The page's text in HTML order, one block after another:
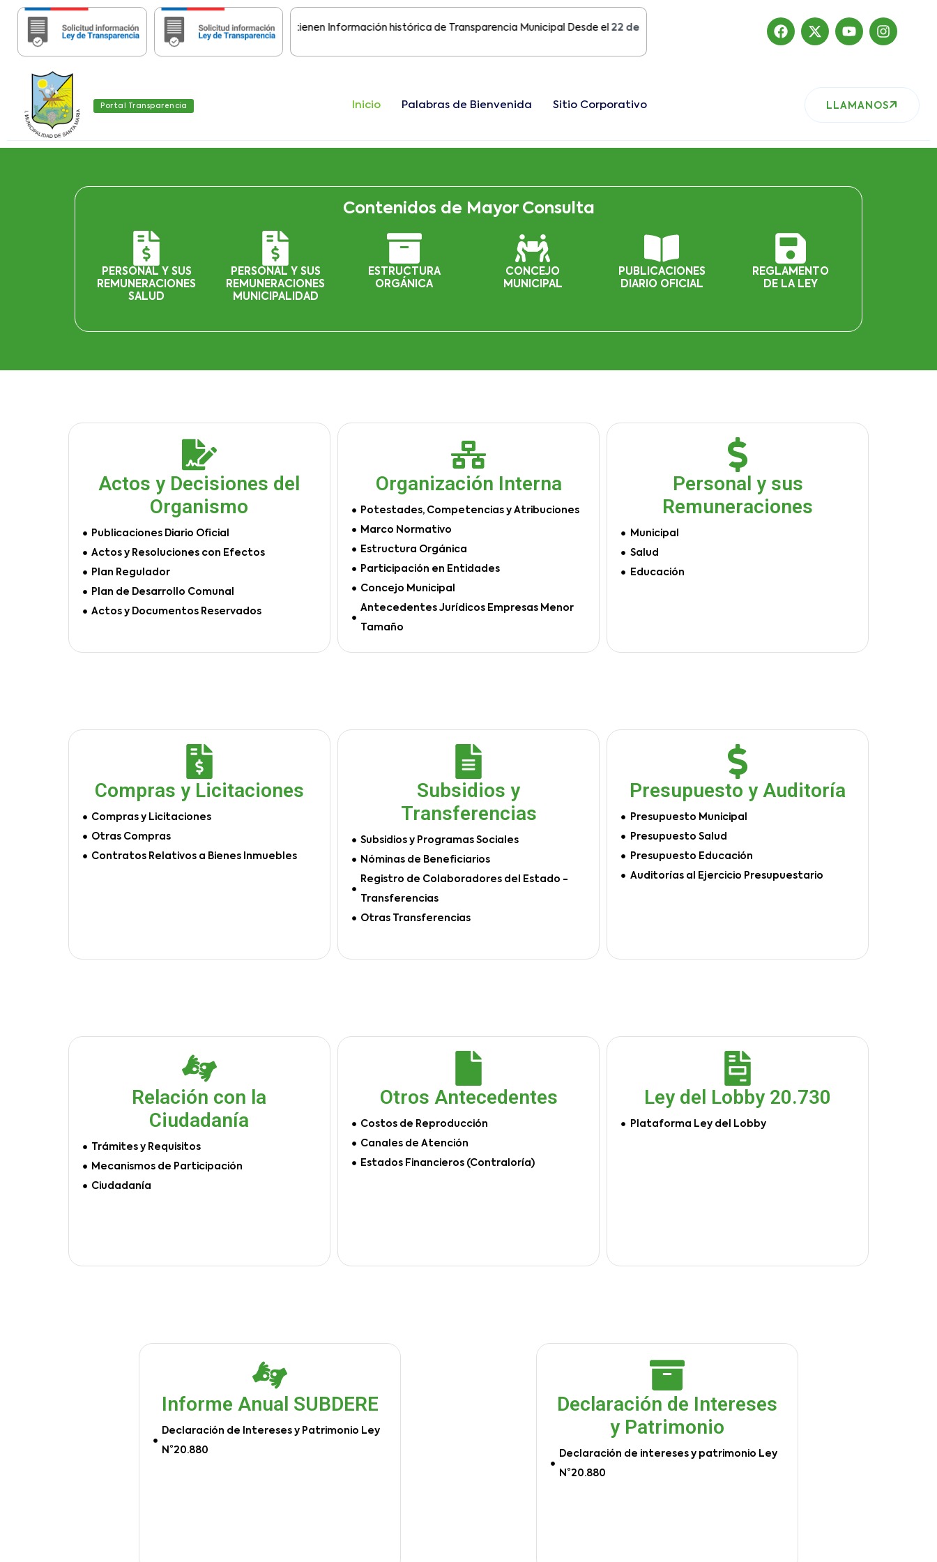
Importante:Estas páginas contienen Información histórica de Transparencia Municipal Desde el22 de Agosto del 2019 , nuestro sitio ha migrado
Portal Transparencia Inicio Palabras de Bienvenida Sitio Corporativo LLAMANOS
Contenidos de Mayor Consulta
PERSONAL Y SUS
REMUNERACIONES
SALUD
PERSONAL Y SUS
REMUNERACIONES
MUNICIPALIDAD
ESTRUCTURA
ORGÁNICA
CONCEJO
MUNICIPAL
PUBLICACIONES
DIARIO OFICIAL
REGLAMENTO
DE LA LEY
Actos y Decisiones del
Organismo
Publicaciones Diario Oficial
Actos y Resoluciones con Efectos
Plan Regulador
Plan de Desarrollo Comunal
Actos y Documentos Reservados
Organización Interna
Potestades, Competencias y Atribuciones
Marco Normativo
Estructura Orgánica
Participación en Entidades
Concejo Municipal
Antecedentes Jurídicos Empresas Menor
Tamaño
Personal y sus
Remuneraciones
Municipal
Salud
Educación
Compras y Licitaciones
Compras y Licitaciones
Otras Compras
Contratos Relativos a Bienes Inmuebles
Subsidios y
Transferencias
Subsidios y Programas Sociales
Nóminas de Beneficiarios
Registro de Colaboradores del Estado -
Transferencias
Otras Transferencias
Presupuesto y Auditoría
Presupuesto Municipal
Presupuesto Salud
Presupuesto Educación
Auditorías al Ejercicio Presupuestario
Relación con la
Ciudadanía
Trámites y Requisitos
Mecanismos de Participación
Ciudadanía
Otros Antecedentes
Costos de Reproducción
Canales de Atención
Estados Financieros (Contraloría)
Ley del Lobby 20.730
Plataforma Ley del Lobby
Informe Anual SUBDERE
Declaración de Intereses y Patrimonio Ley
N°20.880
Declaración de Intereses
y Patrimonio
Declaración de intereses y patrimonio Ley
N°20.880